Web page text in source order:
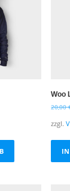
Woo
20,00
zzgl.